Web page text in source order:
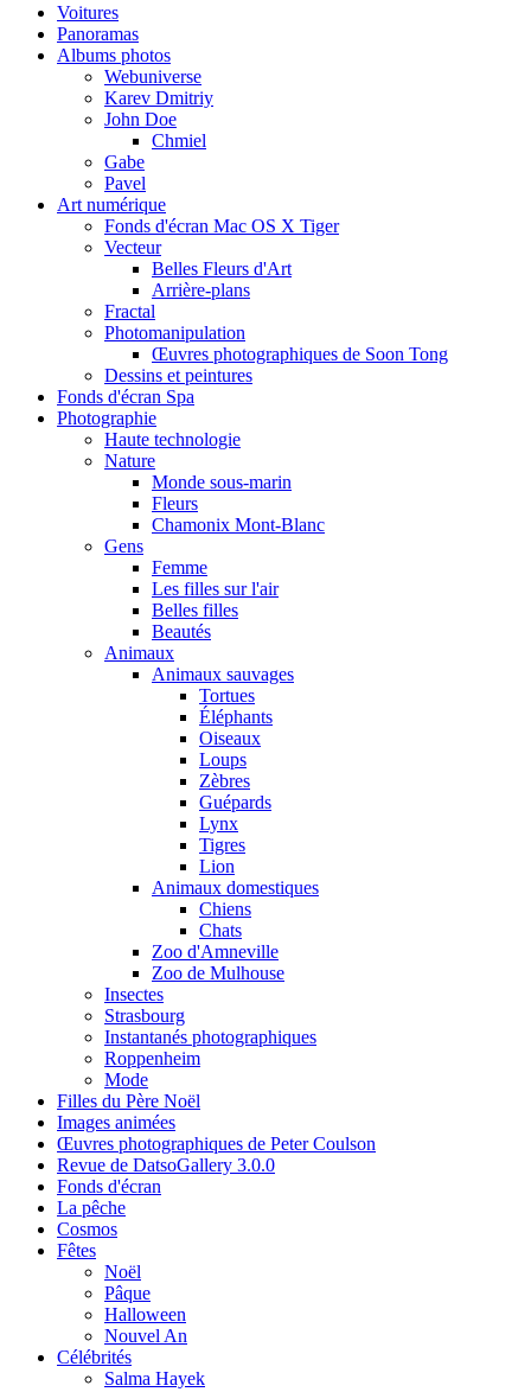
Voitures
Panoramas
Albums photos
Webuniverse
Karev Dmitriy
John Doe
Chmiel
Gabe
Pavel
Art numérique
Fonds d'écran Mac OS X Tiger
Vecteur
Belles Fleurs d'Art
Arrière-plans
Fractal
Photomanipulation
Œuvres photographiques de Soon Tong
Dessins et peintures
Fonds d'écran Spa
Photographie
Haute technologie
Nature
Monde sous-marin
Fleurs
Chamonix Mont-Blanc
Gens
Femme
Les filles sur l'air
Belles filles
Beautés
Animaux
Animaux sauvages
Tortues
Éléphants
Oiseaux
Loups
Zèbres
Guépards
Lynx
Tigres
Lion
Animaux domestiques
Chiens
Chats
Zoo d'Amneville
Zoo de Mulhouse
Insectes
Strasbourg
Instantanés photographiques
Roppenheim
Mode
Filles du Père Noël
Images animées
Œuvres photographiques de Peter Coulson
Revue de DatsoGallery 3.0.0
Fonds d'écran
La pêche
Cosmos
Fêtes
Noël
Pâque
Halloween
Nouvel An
Célébrités
Salma Hayek